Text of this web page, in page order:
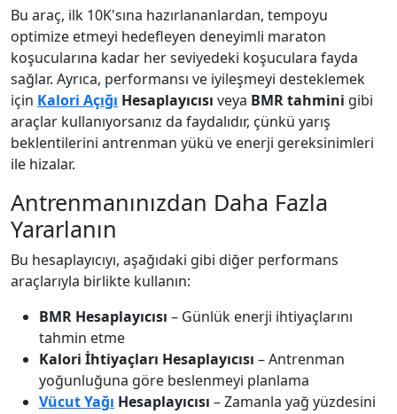
Bu araç, ilk 10K'sına hazırlananlardan, tempoyu
optimize etmeyi hedefleyen deneyimli maraton
koşucularına kadar her seviyedeki koşuculara fayda
sağlar. Ayrıca, performansı ve iyileşmeyi desteklemek
için Kalori Açığı Hesaplayıcısı veya BMR tahmini gibi
araçlar kullanıyorsanız da faydalıdır, çünkü yarış
beklentilerini antrenman yükü ve enerji gereksinimleri
ile hizalar.
Antrenmanınızdan Daha Fazla
Yararlanın
Bu hesaplayıcıyı, aşağıdaki gibi diğer performans
araçlarıyla birlikte kullanın:
BMR Hesaplayıcısı – Günlük enerji ihtiyaçlarını
tahmin etme
Kalori İhtiyaçları Hesaplayıcısı – Antrenman
yoğunluğuna göre beslenmeyi planlama
Vücut Yağı Hesaplayıcısı – Zamanla yağ yüzdesini